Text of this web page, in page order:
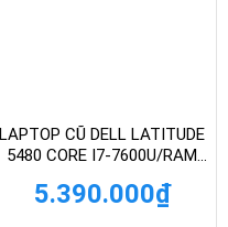
LAPTOP CŨ DELL LATITUDE
5480 CORE I7-7600U/RAM
INCH
5.390.000₫